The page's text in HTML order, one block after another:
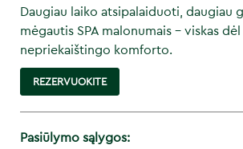
Daugiau laiko atsipalaiduoti, daugiau
mėgautis SPA malonumais – viskas dėl
nepriekaištingo komforto.
REZERVUOKITE
Pasiūlymo sąlygos: